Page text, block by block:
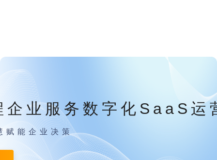
企业服务数字化SaaS运
赋能企业决策